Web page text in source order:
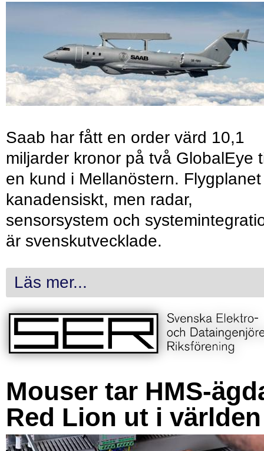
Saab har fått en order värd 10,1
miljarder kronor på två GlobalEye
en kund i Mellanöstern.
kanadensiskt, men radar,
sensorsystem och
är svenskutvecklade.
Läs mer...
Mouser tar HMS-
Red Lion ut i världen